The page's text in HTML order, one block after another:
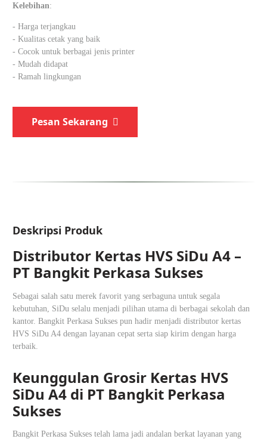
Kelebihan:
- Harga terjangkau
- Kualitas cetak yang baik
- Cocok untuk berbagai jenis printer
- Mudah didapat
- Ramah lingkungan
Pesan Sekarang
Deskripsi Produk
Distributor Kertas HVS SiDu A4 –
PT Bangkit Perkasa Sukses
Sebagai salah satu merek favorit yang serbaguna untuk segala
kebutuhan, SiDu selalu menjadi pilihan utama di berbagai sekolah dan
kantor. Bangkit Perkasa Sukses pun hadir menjadi distributor kertas
HVS SiDu A4 dengan layanan cepat serta siap kirim dengan harga
terbaik.
Keunggulan Grosir Kertas HVS
SiDu A4 di PT Bangkit Perkasa
Sukses
Bangkit Perkasa Sukses telah lama jadi andalan berkat layanan yang